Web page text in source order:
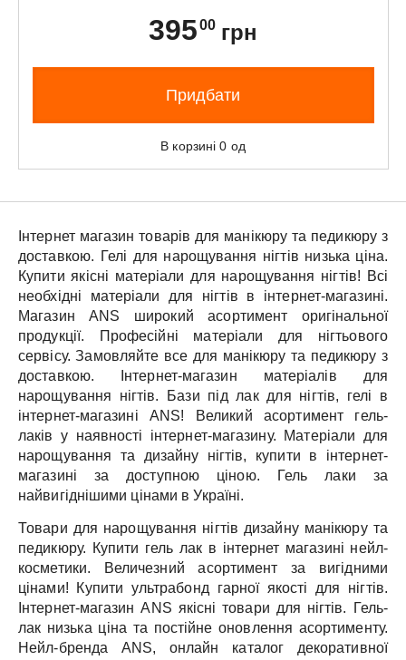
39500 грн
Придбати
В корзині0 од
Інтернет магазин товарів для манікюру та педикюру з
доставкою. Гелі для нарощування нігтів низька ціна.
Купити якісні матеріали для нарощування нігтів! Всі
необхідні матеріали для нігтів в інтернет-магазині.
Магазин ANS широкий асортимент оригінальної
продукції.
Професійні матеріали для нігтьового
сервісу. Замовляйте все для манікюру та педикюру з
доставкою.
Інтернет-магазин матеріалів для
нарощування нігтів.
Бази під лак для нігтів, гелі в
інтернет-магазині ANS!
Великий асортимент гель-
лаків у наявності інтернет-магазину.
Матеріали для
нарощування та дизайну нігтів, купити в інтернет-
магазині за доступною ціною.
Гель лаки за
найвигіднішими цінами в Україні.
Товари для нарощування нігтів дизайну манікюру та
педикюру. Купити гель лак в інтернет магазині нейл-
косметики.
Величезний асортимент за вигідними
цінами!
Купити ультрабонд гарної якості для нігтів.
Інтернет-магазин ANS якісні товари для нігтів.
Гель-
лак низька ціна та постійне оновлення асортименту.
Нейл-бренда ANS, онлайн каталог декоративної